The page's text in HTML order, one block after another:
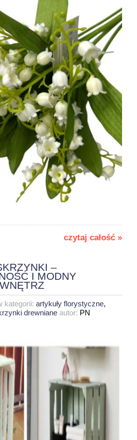
czytaj całość »
–
I MODNY
kategorii: artykuły florystyczne,
drewniane autor: PN